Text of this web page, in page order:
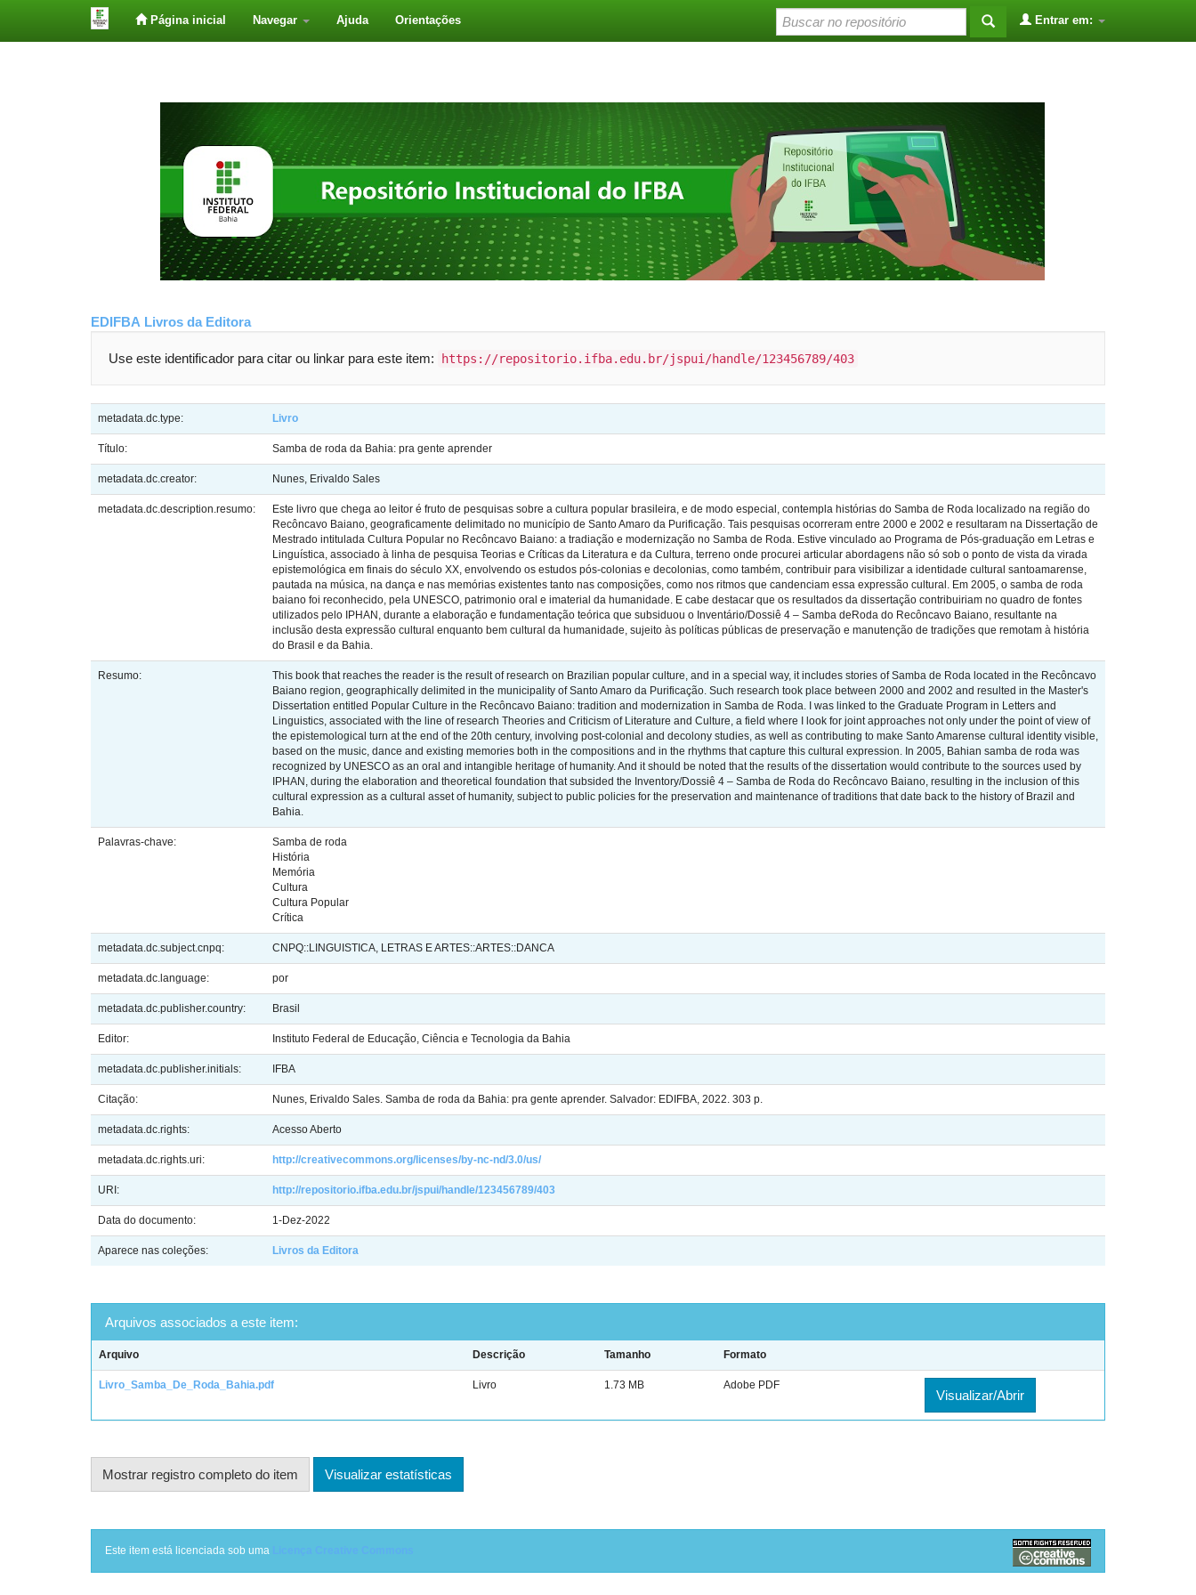
Página inicial Navegar Ajuda Orientações Entrar em:
EDIFBA Livros da Editora
Use este identificador para citar ou linkar para este item: https://repositorio.ifba.edu.br/jspui/handle/123456789/403
metadata.dc.type: Livro
Título: Samba de roda da Bahia: pra gente aprender
metadata.dc.creator: Nunes, Erivaldo Sales
metadata.dc.description.resumo:
Este livro que chega ao leitor é fruto de pesquisas sobre a cultura popular brasileira, e de modo especial, contempla histórias do Samba de Roda localizado na região do
Recôncavo Baiano, geograficamente delimitado no município de Santo Amaro da Purificação. Tais pesquisas ocorreram entre 2000 e 2002 e resultaram na Dissertação de
Mestrado intitulada Cultura Popular no Recôncavo Baiano: a tradiação e modernização no Samba de Roda. Estive vinculado ao Programa de Pós-graduação em Letras e
Linguística, associado à linha de pesquisa Teorias e Críticas da Literatura e da Cultura, terreno onde procurei articular abordagens não só sob o ponto de vista da virada
epistemológica em finais do século XX, envolvendo os estudos pós-colonias e decolonias, como também, contribuir para visibilizar a identidade cultural santoamarense,
pautada na música, na dança e nas memórias existentes tanto nas composições, como nos ritmos que candenciam essa expressão cultural. Em 2005, o samba de roda
baiano foi reconhecido, pela UNESCO, patrimonio oral e imaterial da humanidade. E cabe destacar que os resultados da dissertação contribuiriam no quadro de fontes
utilizados pelo IPHAN, durante a elaboração e fundamentação teórica que subsiduou o Inventário/Dossiê 4 – Samba deRoda do Recôncavo Baiano, resultante na
inclusão desta expressão cultural enquanto bem cultural da humanidade, sujeito às políticas públicas de preservação e manutenção de tradições que remotam à história
do Brasil e da Bahia.
Resumo:
This book that reaches the reader is the result of research on Brazilian popular culture, and in a special way, it includes stories of Samba de Roda located in the Recôncavo
Baiano region, geographically delimited in the municipality of Santo Amaro da Purificação. Such research took place between 2000 and 2002 and resulted in the Master's
Dissertation entitled Popular Culture in the Recôncavo Baiano: tradition and modernization in Samba de Roda. I was linked to the Graduate Program in Letters and
Linguistics, associated with the line of research Theories and Criticism of Literature and Culture, a field where I look for joint approaches not only under the point of view of
the epistemological turn at the end of the 20th century, involving post-colonial and decolony studies, as well as contributing to make Santo Amarense cultural identity visible,
based on the music, dance and existing memories both in the compositions and in the rhythms that capture this cultural expression. In 2005, Bahian samba de roda was
recognized by UNESCO as an oral and intangible heritage of humanity. And it should be noted that the results of the dissertation would contribute to the sources used by
IPHAN, during the elaboration and theoretical foundation that subsided the Inventory/Dossiê 4 – Samba de Roda do Recôncavo Baiano, resulting in the inclusion of this
cultural expression as a cultural asset of humanity, subject to public policies for the preservation and maintenance of traditions that date back to the history of Brazil and
Bahia.
Palavras-chave:
Samba de roda
História
Memória
Cultura
Cultura Popular
Crítica
metadata.dc.subject.cnpq: CNPQ::LINGUISTICA, LETRAS E ARTES::ARTES::DANCA
metadata.dc.language: por
metadata.dc.publisher.country: Brasil
Editor: Instituto Federal de Educação, Ciência e Tecnologia da Bahia
metadata.dc.publisher.initials: IFBA
Citação: Nunes, Erivaldo Sales. Samba de roda da Bahia: pra gente aprender. Salvador: EDIFBA, 2022. 303 p.
metadata.dc.rights: Acesso Aberto
metadata.dc.rights.uri: http://creativecommons.org/licenses/by-nc-nd/3.0/us/
URI: http://repositorio.ifba.edu.br/jspui/handle/123456789/403
Data do documento: 1-Dez-2022
Aparece nas coleções: Livros da Editora
Arquivos associados a este item:
Arquivo Descrição Tamanho Formato
Livro_Samba_De_Roda_Bahia.pdf Livro 1.73 MB Adobe PDF
Visualizar/Abrir
Mostrar registro completo do item Visualizar estatísticas
Este item está licenciada sob uma